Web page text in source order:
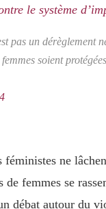
le système
pas un dérèglement
soient
ne
femmes se
débat autour du